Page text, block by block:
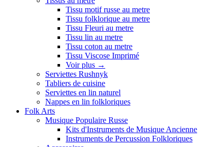
Tissu motif russe au metre
Tissu folklorique au metre
Tissu Fleuri au metre
Tissu lin au metre
Tissu coton au metre
Tissu Viscose Imprimé
Voir plus →
Serviettes Rushnyk
Tabliers de cuisine
Serviettes en lin naturel
Nappes en lin folkloriques
Folk Arts
Musique Populaire Russe
Kits d'Instruments de Musique Ancienne
Instruments de Percussion Folkloriques